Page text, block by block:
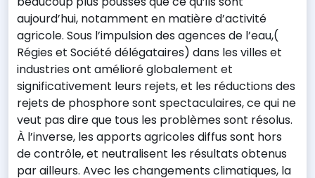
aujourd’hui, notamment en matière d’activité
agricole. Sous l’impulsion des agences de l’eau,(
Régies et Société délégataires) dans les villes et
industries ont amélioré globalement et
significativement leurs rejets, et les réductions des
rejets de phosphore sont spectaculaires, ce qui ne
veut pas dire que tous les problèmes sont résolus.
À l’inverse, les apports agricoles diffus sont hors
de contrôle, et neutralisent les résultats obtenus
par ailleurs. Avec les changements climatiques, la